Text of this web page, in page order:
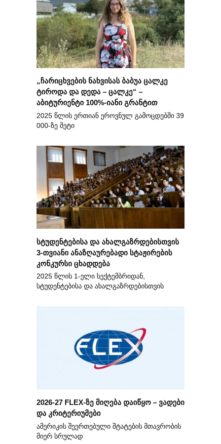
„ჩარიცხვების ნახვისას ბაბუა ცალკე
ტიროდა და დედა – ცალკე“ –
აბიტურიენტი 100%-იანი გრანტით
2025 წლის ერთიან ეროვნულ გამოცდებში 39
000-ზე მეტი
სტუდენტებისა და ახალგაზრდებისთვის
3-თვიანი ანაზღაურებადი სტაჟირების
კონკურსი ცხადდება
2025 წლის 1-ელი სექტემბრიდან,
სტუდენტებისა და ახალგაზრდებისთვის
2026-27 FLEX-ზე მიღება დაიწყო – ვადები
და კრიტერიუმები
ამერიკის შეერთებული შტატების მთავრობის
მიერ სრულად